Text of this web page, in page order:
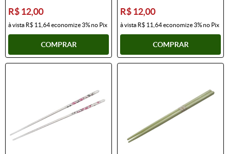
R$ 12,00
à vista R$ 11,64economize3%no Pix
COMPRAR
R$ 12,00
à vista R$ 11,64economize3%no Pix
COMPRAR